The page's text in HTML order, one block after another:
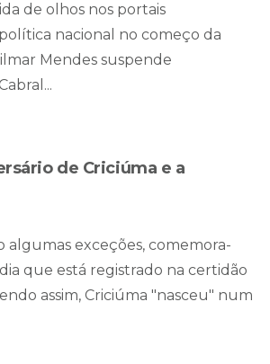
de olhos nos portais
nacional no começo da
Mendes suspende
de Criciúma e a
algumas exceções, comemora-
que está registrado na certidão
assim, Criciúma "nasceu" num